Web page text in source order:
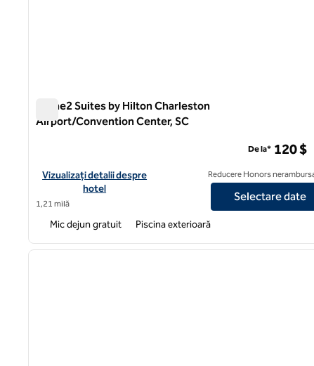
Home2 Suites by Hilton Charleston
Airport/Convention Center, SC
Vizualizați detaliile hotelului pentru Home2 Suites by Hilton
Vizualizați detalii despre
hotel
1,21 milă
De la* 120 $
Reducere Honors
Selectare date
Mic dejun gratuit Piscina exterioară
1 din 12